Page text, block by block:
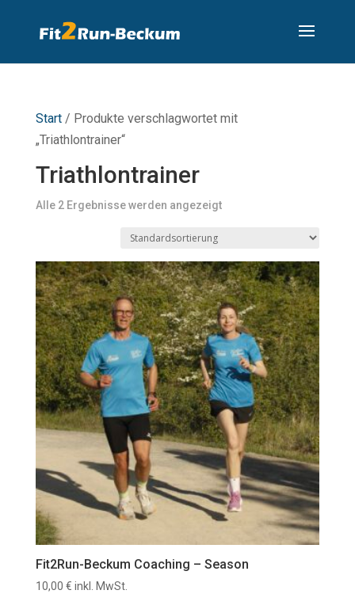
Start/ Produkte verschlagwortet mit
„Triathlontrainer“
Triathlontrainer
Alle 2 Ergebnisse werden angezeigt
Fit2Run-Beckum Coaching – Season
10,00 € inkl. MwSt.